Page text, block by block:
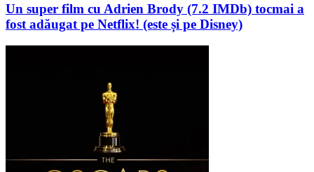
Un super film cu Adrien Brody (7.2 IMDb) tocmai a
fost adăugat pe Netflix! (este și pe Disney)